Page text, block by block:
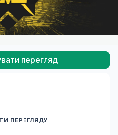
перегляд
ПЕРЕГЛЯДУ